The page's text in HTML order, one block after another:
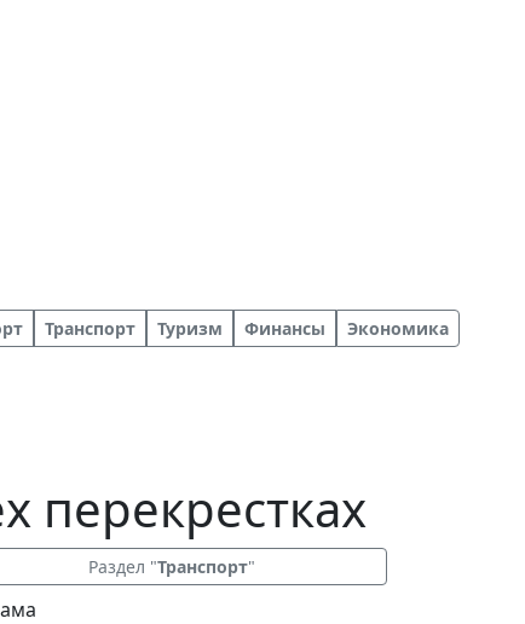
Транспорт Туризм Финансы
Экономика
перекрестках
Раздел "Транспорт"